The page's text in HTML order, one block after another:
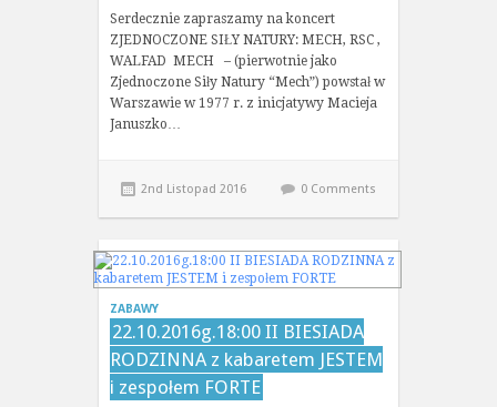
Serdecznie zapraszamy na koncert
ZJEDNOCZONE SIŁY NATURY: MECH, RSC ,
WALFAD MECH – (pierwotnie jako
Zjednoczone Siły Natury “Mech”) powstał w
Warszawie w 1977 r. z inicjatywy Macieja
Januszko…
2nd Listopad 2016 0 Comments
ZABAWY
22.10.2016g.18:00 II BIESIADA
RODZINNA z kabaretem JESTEM
i zespołem FORTE